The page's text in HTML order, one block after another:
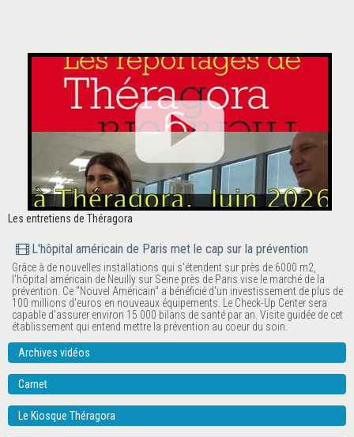
Les entretiens de Théragora
L'hôpital américain de Paris met le cap sur la prévention
Grâce à de nouvelles installations qui s'étendent sur près de 6000 m2,
l'hôpital américain de Neuilly sur Seine près de Paris vise le marché de la
prévention. Ce "Nouvel Américain" a bénéficié d'un investissement de plus de
100 millions d'euros en nouveaux équipements. Le Check-Up Center sera
capable d'assurer environ 15 000 bilans de santé par an. Visite guidée de cet
établissement qui entend mettre la prévention au coeur du soin.
Archives vidéos
Carnet
Le Kiosque Théragora